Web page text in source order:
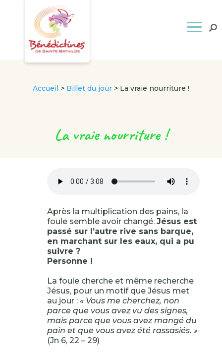
Accueil > Billet du jour> La vraie nourriture !
La vraie nourriture !
Après la multiplication des pains, la
foule semble avoir changé. Jésus est
passé sur l’autre rive sans barque,
en marchant sur les eaux, qui a pu
suivre ?
Personne !
La foule cherche et même recherche
Jésus, pour un motif que Jésus met
au jour : « Vous me cherchez, non
parce que vous avez vu des signes,
mais parce que vous avez mangé du
pain et que vous avez été rassasiés. »
(Jn 6, 22 – 29)